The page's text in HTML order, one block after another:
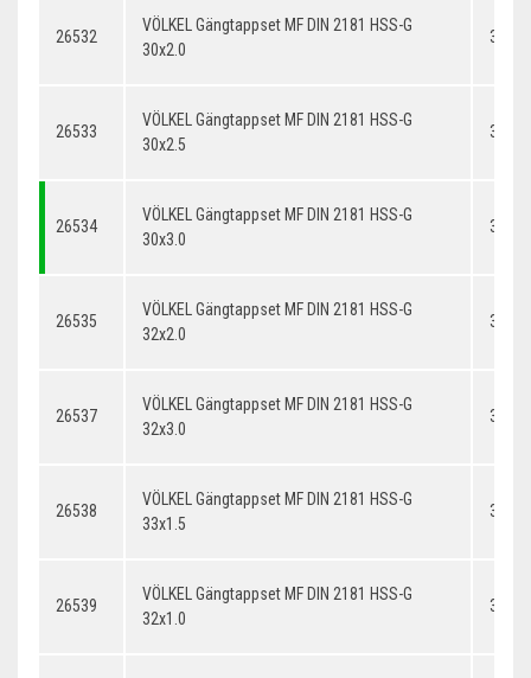
26532
VÖLKEL Gängtappset MF DIN 2181 HSS-G
30x2.0
26533
VÖLKEL Gängtappset MF DIN 2181 HSS-G
30x2.5
26534
VÖLKEL Gängtappset MF DIN 2181 HSS-G
30x3.0
26535
VÖLKEL Gängtappset MF DIN 2181 HSS-G
32x2.0
26537
VÖLKEL Gängtappset MF DIN 2181 HSS-G
32x3.0
26538
VÖLKEL Gängtappset MF DIN 2181 HSS-G
33x1.5
26539
VÖLKEL Gängtappset MF DIN 2181 HSS-G
32x1.0